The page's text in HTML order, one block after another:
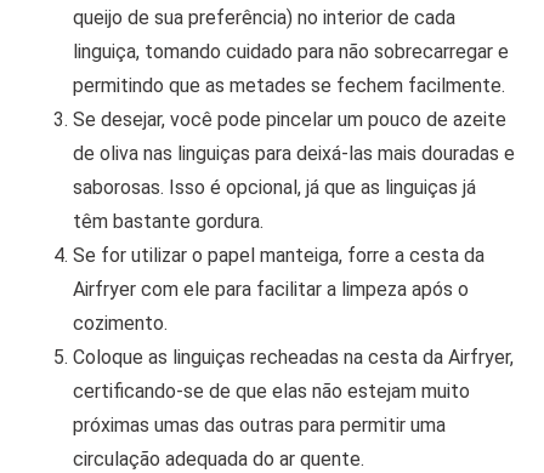
queijo de sua preferência) no interior de cada
linguiça, tomando cuidado para não sobrecarregar e
permitindo que as metades se fechem facilmente.
Se desejar, você pode pincelar um pouco de azeite
de oliva nas linguiças para deixá-las mais douradas e
saborosas. Isso é opcional, já que as linguiças já
têm bastante gordura.
Se for utilizar o papel manteiga, forre a cesta da
Airfryer com ele para facilitar a limpeza após o
cozimento.
Coloque as linguiças recheadas na cesta da Airfryer,
certificando-se de que elas não estejam muito
próximas umas das outras para permitir uma
circulação adequada do ar quente.